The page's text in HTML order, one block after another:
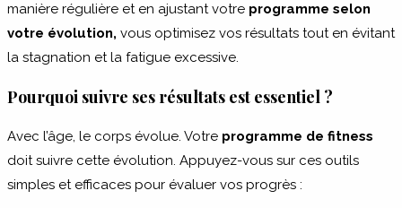
manière régulière et en ajustant votre programme selon
votre évolution, vous optimisez vos résultats tout en évitant
la stagnation et la fatigue excessive.
Pourquoi suivre ses résultats est essentiel ?
Avec l’âge, le corps évolue. Votre programme de fitness
doit suivre cette évolution. Appuyez-vous sur ces outils
simples et efficaces pour évaluer vos progrès :